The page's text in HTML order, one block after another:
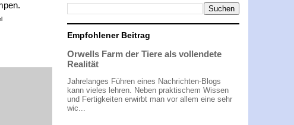
Empfohlener Beitrag
Orwells Farm der Tiere als vollendete
Realität
Jahrelanges Führen eines Nachrichten-Blogs
kann vieles lehren. Neben praktischem Wissen
und Fertigkeiten erwirbt man vor allem eine sehr
wic...